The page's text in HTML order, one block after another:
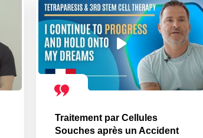
Traitement par Cellules
Souches après un Accident